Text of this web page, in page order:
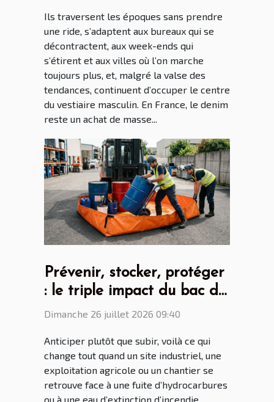
Ils traversent les époques sans prendre
une ride, s’adaptent aux bureaux qui se
décontractent, aux week-ends qui
s’étirent et aux villes où l’on marche
toujours plus, et, malgré la valse des
tendances, continuent d’occuper le centre
du vestiaire masculin. En France, le denim
reste un achat de masse...
Prévenir, stocker, protéger
: le triple impact du bac de
rétention souple
Dimanche 26 juillet 2026 09:40
Anticiper plutôt que subir, voilà ce qui
change tout quand un site industriel, une
exploitation agricole ou un chantier se
retrouve face à une fuite d’hydrocarbures
ou à une eau d’extinction d’incendie